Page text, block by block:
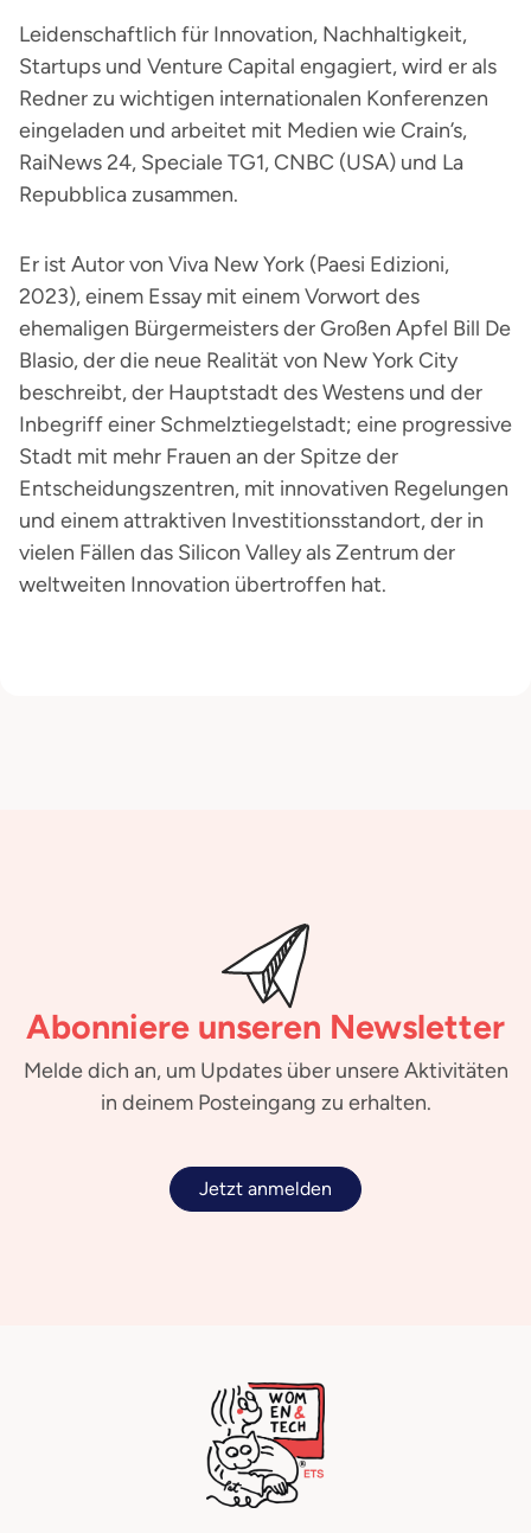
Leidenschaftlich für Innovation, Nachhaltigkeit,
Startups und Venture Capital engagiert, wird er als
Redner zu wichtigen internationalen Konferenzen
eingeladen und arbeitet mit Medien wie Crain’s,
RaiNews 24, Speciale TG1, CNBC (USA) und La
Repubblica zusammen.
Er ist Autor von Viva New York (Paesi Edizioni,
2023), einem Essay mit einem Vorwort des
ehemaligen Bürgermeisters der Großen Apfel Bill De
Blasio, der die neue Realität von New York City
beschreibt, der Hauptstadt des Westens und der
Inbegriff einer Schmelztiegelstadt; eine progressive
Stadt mit mehr Frauen an der Spitze der
Entscheidungszentren, mit innovativen Regelungen
und einem attraktiven Investitionsstandort, der in
vielen Fällen das Silicon Valley als Zentrum der
weltweiten Innovation übertroffen hat.
Abonniere unseren Newsletter
Melde dich an, um Updates über unsere Aktivitäten
in deinem Posteingang zu erhalten.
Jetzt anmelden